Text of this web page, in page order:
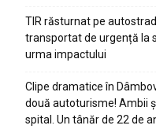
TIR răsturnat pe
transportat de urgență la
urma impactului
Clipe dramatice în
două autoturisme! Ambii
spital. Un tânăr de 22 de